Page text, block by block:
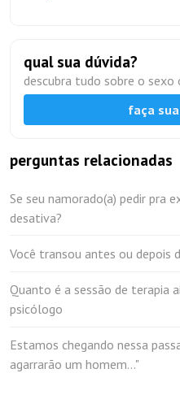
qual sua dúvida?
descubra tudo sobre o sexo
faça
perguntas relacionadas
Se seu namorado(a) pedir pra
desativa?
Você transou antes ou depois
Quanto é a sessão de terapia
psicólogo
Estamos chegando nessa
agarrarão um homem..."